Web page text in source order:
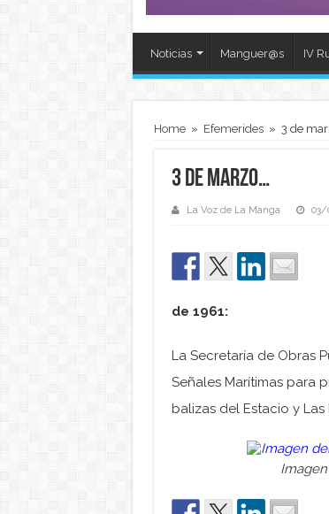
Noticias Manguer@s IV
Home » Efemerides » 3 de
3 de marzo…
La Voz de La Manga 03/
de 1961:
La Secretaría de Obras
Señales Marítimas para
balizas del Estacio y Las